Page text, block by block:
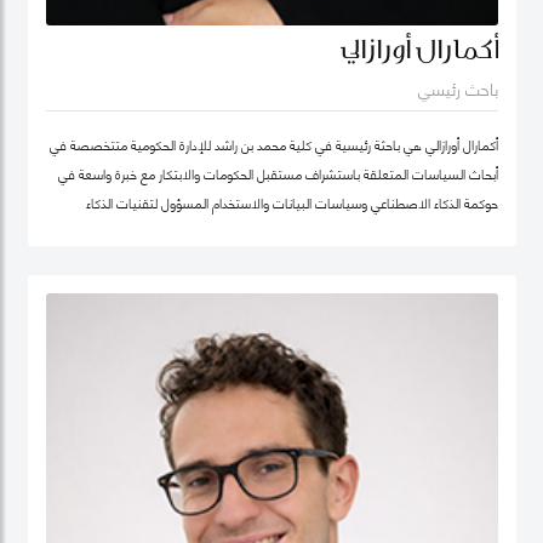
أكمارال أورازالي
باحث رئيسي
أكمارال أورازالي هي باحثة رئيسية في كلية محمد بن راشد للإدارة الحكومية متتخصصة في
أبحاث السياسات المتعلقة باستشراف مستقبل الحكومات والابتكار مع خبرة واسعة في
حوكمة الذكاء الاصطناعي وسياسات البيانات والاستخدام المسؤول لتقنيات الذكاء
وسياسات البيانات مع اهتمام خاص بتطوير أطر عملية تدعم الابتكار في القطاع العام
التطبيقية، مستندة إلى تجربة مهنية غنية في التحول الرقمي للقطاع الحكومي.